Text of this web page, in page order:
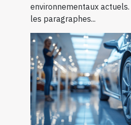
environnementaux
les paragraphes...